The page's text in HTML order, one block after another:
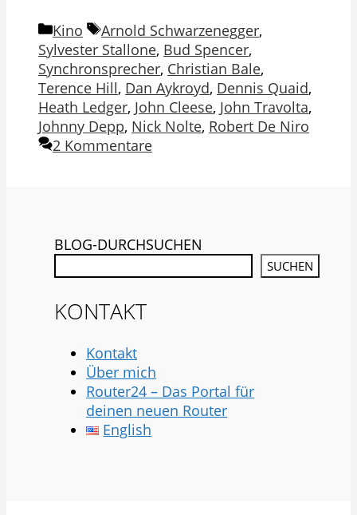
Kategorien
Kino Schlagwörter
Arnold Schwarzenegger,
Sylvester Stallone, Bud Spencer,
Synchronsprecher, Christian Bale,
Terence Hill, Dan Aykroyd, Dennis Quaid,
Heath Ledger, John Cleese, John Travolta,
Johnny Depp, Nick Nolte, Robert De Niro
2 Kommentare
BLOG-DURCHSUCHEN
SUCHEN
KONTAKT
Kontakt
Über mich
Router24 – Das Portal für
deinen neuen Router
English